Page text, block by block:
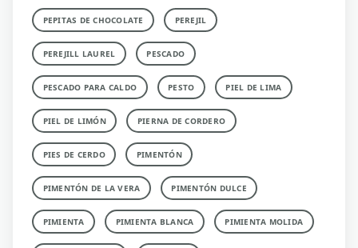
PEPITAS DE CHOCOLATE PEREJIL
PEREJILL LAUREL PESCADO
PESCADO PARA CALDO PESTO PIEL DE LIMA
PIEL DE LIMÓN PIERNA DE CORDERO
PIES DE CERDO PIMENTÓN
PIMENTÓN DE LA VERA PIMENTÓN DULCE
PIMIENTA PIMIENTA BLANCA PIMIENTA MOLIDA